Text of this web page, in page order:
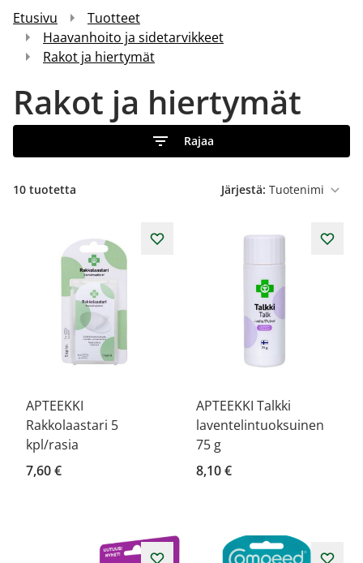
Etusivu
Tuotteet
Haavanhoito ja sidetarvikkeet
Rakot ja hiertymät
Rakot ja hiertymät
Rajaa
10 tuotetta Järjestä:
APTEEKKI
Rakkolaastari 5
kpl/rasia
7,60 €
APTEEKKI Talkki
laventelintuoksuinen
75 g
8,10 €